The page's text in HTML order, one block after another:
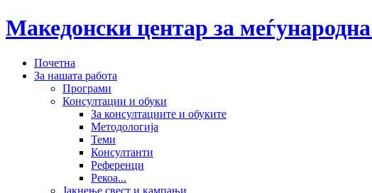
Македонски центар за
Почетна
За нашата работа
Програми
Консултации и обуки
За консултациите и обуките
Методологија
Теми
Консултанти
Референци
Рекоа...
Јакнење свест и кампањи